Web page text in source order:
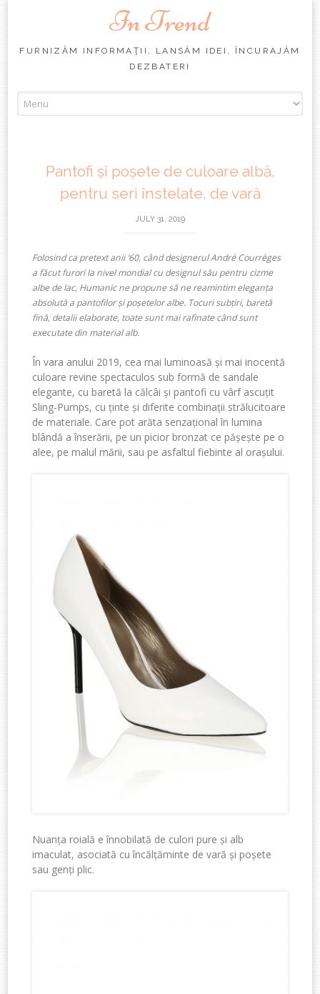
In Trend
FURNIZĂM INFORMAŢII, LANSĂM IDEI, ÎNCURAJĂM
DEZBATERI
to
Pantofi și poșete de culoare albă,
pentru seri înstelate, de vară
JULY 31, 2019
Folosind ca pretext anii ‘60, când designerul André Courrèges
a făcut furori la nivel mondial cu designul său pentru cizme
albe de lac, Humanic ne propune să ne reamintim eleganța
absolută a pantofilor și poșetelor albe. Tocuri subțiri, baretă
fină, detalii elaborate, toate sunt mai rafinate când sunt
executate din material alb.
În vara anului 2019, cea mai luminoasă și mai inocentă
culoare revine spectaculos sub formă de sandale
elegante, cu baretă la călcâi și pantofi cu vârf ascuțit
Sling-Pumps, cu ținte și diferite combinații strălucitoare
de materiale. Care pot arăta senzațional în lumina
blândă a înserării, pe un picior bronzat ce pășește pe o
alee, pe malul mării, sau pe asfaltul fiebinte al orașului.
Nuanța roială e înnobilată de culori pure și alb
imaculat, asociată cu încălțăminte de vară și poșete
sau genți plic.